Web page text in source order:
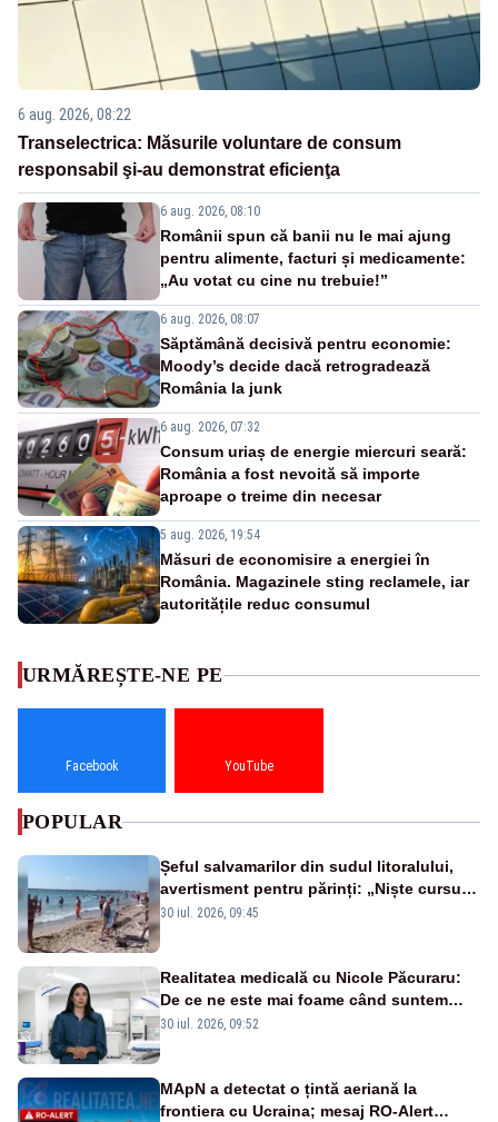
6 aug. 2026, 08:22
Transelectrica: Măsurile voluntare de consum
responsabil şi-au demonstrat eficienţa
6 aug. 2026, 08:10
Românii spun că banii nu le mai ajung
pentru alimente, facturi și medicamente:
„Au votat cu cine nu trebuie!”
6 aug. 2026, 08:07
Săptămână decisivă pentru economie:
Moody’s decide dacă retrogradează
România la junk
6 aug. 2026, 07:32
Consum uriaș de energie miercuri seară:
România a fost nevoită să importe
aproape o treime din necesar
5 aug. 2026, 19:54
Măsuri de economisire a energiei în
România. Magazinele sting reclamele, iar
autoritățile reduc consumul
URMĂREȘTE-NE PE
Facebook YouTube
POPULAR
Șeful salvamarilor din sudul litoralului,
avertisment pentru părinți: „Niște cursuri
de înot la piscină nu sunt suficiente”
30 iul. 2026, 09:45
Realitatea medicală cu Nicole Păcuraru:
De ce ne este mai foame când suntem
obosiți?
30 iul. 2026, 09:52
MApN a detectat o țintă aeriană la
frontiera cu Ucraina; mesaj RO-Alert